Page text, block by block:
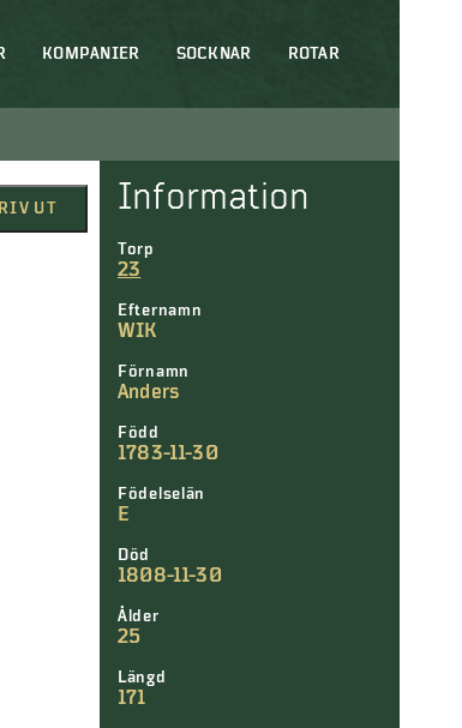
KOMPANIER SOCKNAR ROTAR
UT Information
Torp
23
Efternamn
WIK
Förnamn
Anders
Född
1783-11-30
Födelselän
E
Död
1808-11-30
Ålder
25
Längd
171